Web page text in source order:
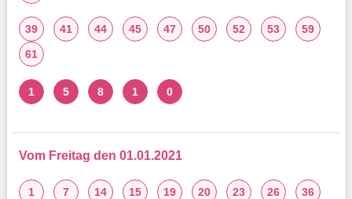
39 41 44 45 47 50 52 53
59
61
1 5 8 1 0
Vom Freitag den 01.01.2021
1 7 14 15 19 20 23 26
36